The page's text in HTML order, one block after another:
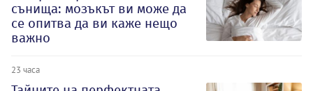
сънища: мозъкът ви може да
се опитва да ви каже нещо
важно
23 часа